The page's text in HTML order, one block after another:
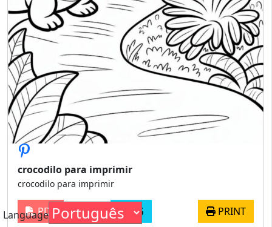
crocodilo para imprimir
crocodilo para imprimir
PDF JPG PRINT
Language